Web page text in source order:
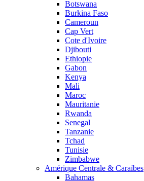
Botswana
Burkina Faso
Cameroun
Cap Vert
Cote d'Ivoire
Djibouti
Ethiopie
Gabon
Kenya
Mali
Maroc
Mauritanie
Rwanda
Senegal
Tanzanie
Tchad
Tunisie
Zimbabwe
Amérique Centrale & Caraïbes
Bahamas